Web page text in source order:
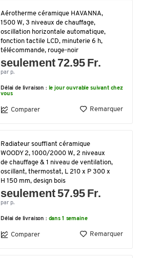
Aérotherme céramique HAVANNA,
1500 W, 3 niveaux de chauffage,
oscillation horizontale automatique,
fonction tactile LCD, minuterie 6 h,
télécommande, rouge-noir
seulement 72.95 Fr.
par p.
Délai de livraison : le jour ouvrable suivant chez
vous
Comparer Remarquer
Radiateur soufflant céramique
WOODY 2, 1000/2000 W, 2 niveaux
de chauffage & 1 niveau de ventilation,
oscillant, thermostat, L 210 x P 300 x
H 150 mm, design bois
seulement 57.95 Fr.
par p.
Délai de livraison : dans 1 semaine
Comparer Remarquer